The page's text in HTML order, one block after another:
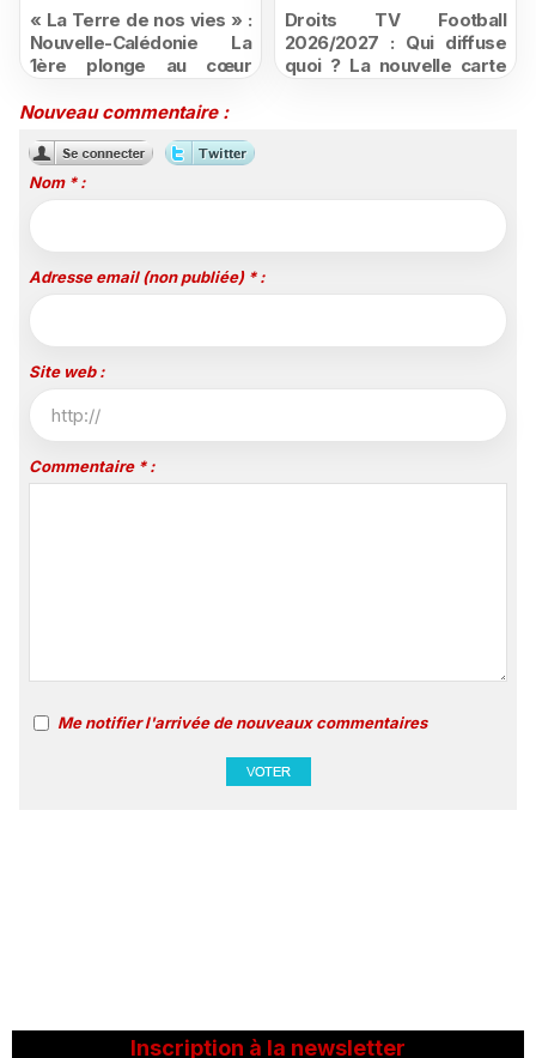
« La Terre de nos vies » :
Nouvelle-Calédonie La
1ère plonge au cœur
mutation
Droits TV Football
2026/2027 : Qui diffuse
quoi ? La nouvelle carte
Nouveau commentaire :
Nom * :
Adresse email (non publiée) * :
Site web :
Commentaire * :
Me notifier l'arrivée de nouveaux commentaires
Inscription à la newsletter